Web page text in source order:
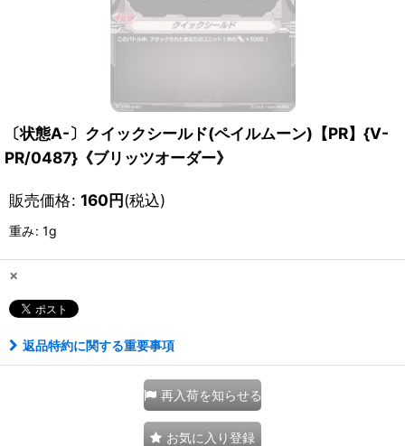
〔状態A-〕クイックシールド(ペイルムーン)【PR】{V-
PR/0487}《ブリッツオーダー》
販売価格: 160円(税込)
重み: 1g
×
返品特約に関する重要事項
再入荷を知らせる
お気に入り登録